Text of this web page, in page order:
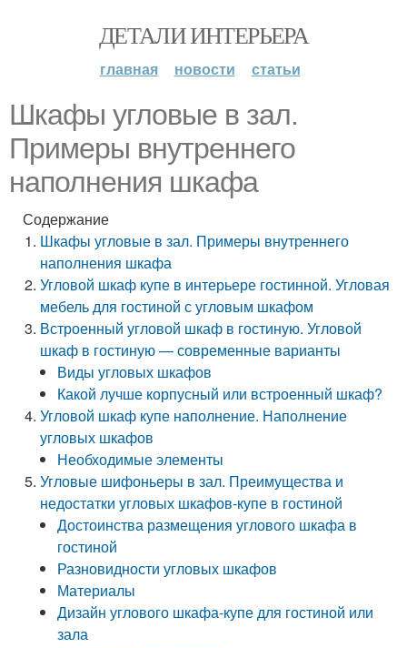
ДЕТАЛИ ИНТЕРЬЕРА
главная новости статьи
Шкафы угловые в зал.
Примеры внутреннего
наполнения шкафа
Содержание
Шкафы угловые в зал. Примеры внутреннего
наполнения шкафа
Угловой шкаф купе в интерьере гостинной. Угловая
мебель для гостиной с угловым шкафом
Встроенный угловой шкаф в гостиную. Угловой
шкаф в гостиную — современные варианты
Виды угловых шкафов
Какой лучше корпусный или встроенный шкаф?
Угловой шкаф купе наполнение. Наполнение
угловых шкафов
Необходимые элементы
Угловые шифоньеры в зал. Преимущества и
недостатки угловых шкафов-купе в гостиной
Достоинства размещения углового шкафа в
гостиной
Разновидности угловых шкафов
Материалы
Дизайн углового шкафа-купе для гостиной или
зала